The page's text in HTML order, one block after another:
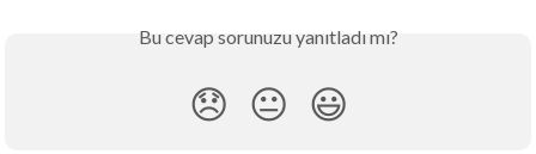
Bu cevap sorunuzu yanıtladı mı?
😞 😐 😃